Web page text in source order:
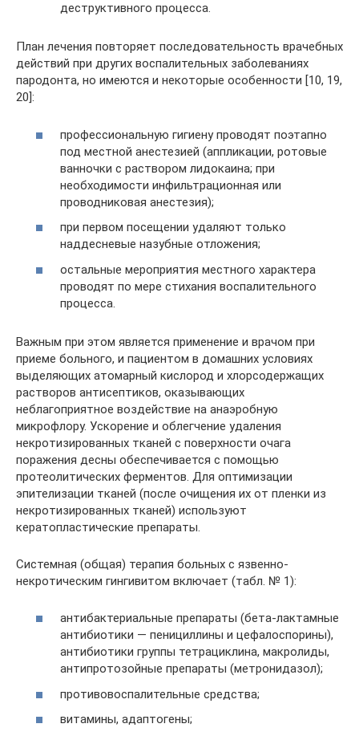
деструктивного процесса.
План лечения повторяет последовательность врачебных
действий при других воспалительных заболеваниях
пародонта, но имеются и некоторые особенности [10, 19,
20]:
профессиональную гигиену проводят поэтапно
под местной анестезией (аппликации, ротовые
ванночки с раствором лидокаина; при
необходимости инфильтрационная или
проводниковая анестезия);
при первом посещении удаляют только
наддесневые назубные отложения;
остальные мероприятия местного характера
проводят по мере стихания воспалительного
процесса.
Важным при этом является применение и врачом при
приеме больного, и пациентом в домашних условиях
выделяющих атомарный кислород и хлорсодержащих
растворов антисептиков, оказывающих
неблагоприятное воздействие на анаэробную
микрофлору. Ускорение и облегчение удаления
некротизированных тканей с поверхности очага
поражения десны обеспечивается с помощью
протеолитических ферментов. Для оптимизации
эпителизации тканей (после очищения их от пленки из
некротизированных тканей) используют
кератопластические препараты.
Системная (общая) терапия больных с язвенно-
некротическим гингивитом включает (табл. № 1):
антибактериальные препараты (бета-лактамные
антибиотики — пенициллины и цефалоспорины),
антибиотики группы тетрациклина, макролиды,
антипротозойные препараты (метронидазол);
противовоспалительные средства;
витамины, адаптогены;